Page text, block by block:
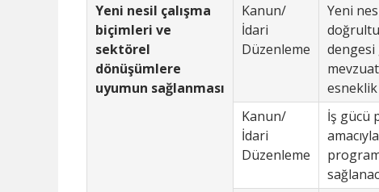
Yeni nesil çalışma
biçimleri ve
sektörel
dönüşümlere
uyumun sağlanması
Kanun/
İdari
Düzenleme
Yeni
esneklik
Kanun/
İdari
Düzenleme
İş gücü